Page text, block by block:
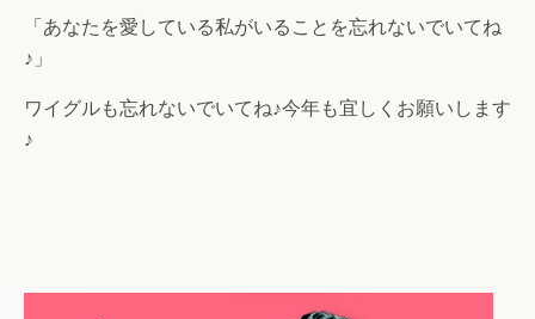
「あなたを愛している私がいることを忘れないでいてね
♪」
ワイグルも忘れないでいてね♪今年も宜しくお願いします
♪